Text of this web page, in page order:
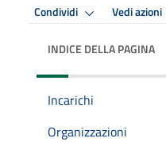
Condividi Vedi azioni
INDICE DELLA PAGINA
Incarichi
Organizzazioni